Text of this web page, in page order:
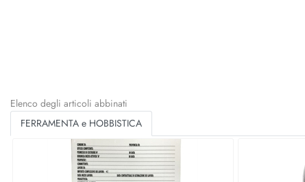
Elenco degli articoli abbinati
FERRAMENTA e HOBBISTICA